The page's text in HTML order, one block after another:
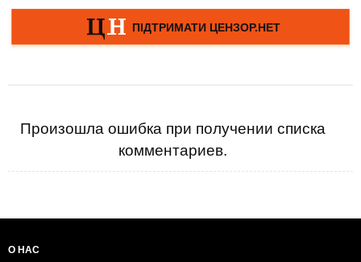
Произошла ошибка при получении списка
комментариев.
О НАС